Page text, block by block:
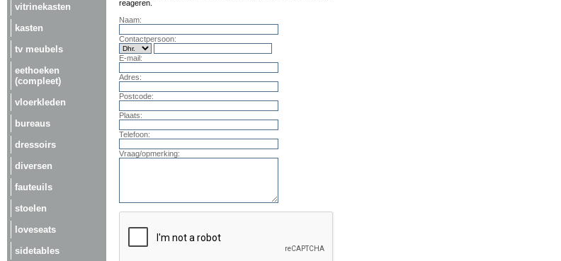
vitrinekasten
kasten
tv meubels
eethoeken
(compleet)
vloerkleden
bureaus
dressoirs
diversen
fauteuils
stoelen
loveseats
sidetables
reageren.
Naam:
Contactpersoon:
E-mail:
Adres:
Postcode:
Plaats:
Telefoon:
Vraag/opmerking: